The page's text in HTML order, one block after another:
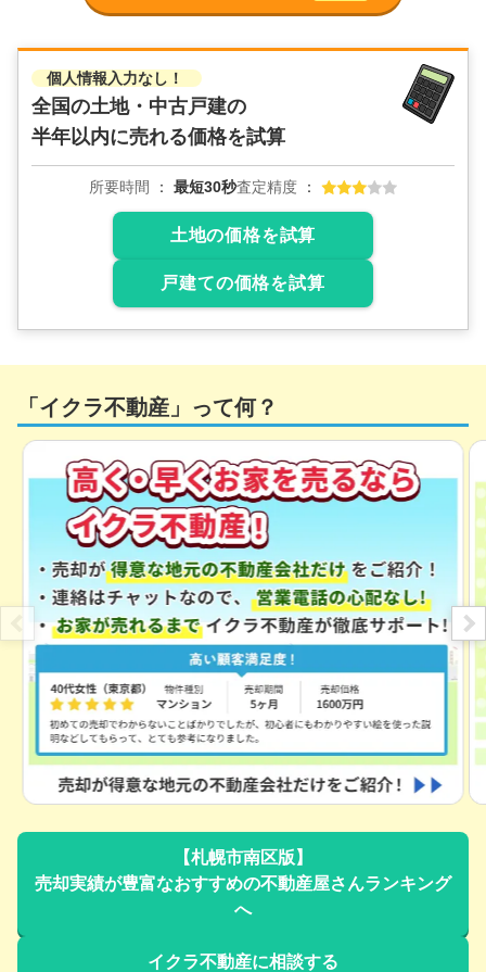
2,100万円
北海道札幌市南区藤野二条八丁目
建物面積:115㎡ 土地面積: 354㎡
個人情報入力なし！
全国の土地・中古戸建の
半年以内に売れる価格を試算
所要時間 最短30秒査定精度
土地の価格を試算
戸建ての価格を試算
「イクラ不動産」って何？
【札幌市南区版】
売却実績が豊富なおすすめの不動産屋さんランキング
へ
イクラ不動産に相談する